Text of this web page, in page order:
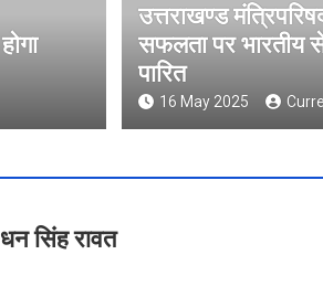
उत्तराखण्ड
सफलता पर भारतीय
पारित
16 May 2025
सिंह रावत